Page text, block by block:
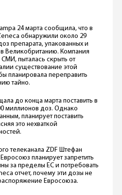
24 марта сообщила, что в
обнаружили около 29
препарата, упакованных и
в Великобританию. Компания
пыталась скрыть от
существование этой
планировала переправить
тайно.
до конца марта поставить в
миллионов доз. Однако
планирует поставить
это нехваткой
телеканала ZDF Штефан
планирует запретить
за пределы ЕС и потребовать
отчет, почему эти дозы не
Евросоюза.